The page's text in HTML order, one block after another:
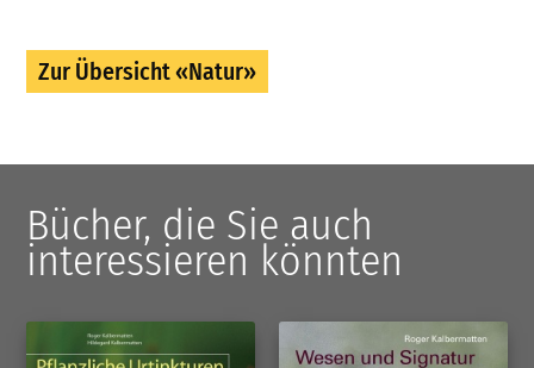
Zur Übersicht «Natur»
Bücher, die Sie auch
interessieren könnten